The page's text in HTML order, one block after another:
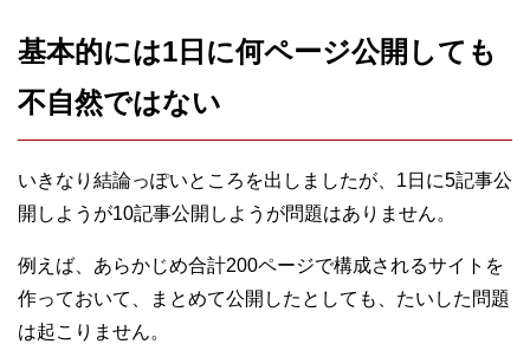
基本的には1日に何ページ公開しても
不自然ではない
いきなり結論っぽいところを出しましたが、1日に5記事公
開しようが10記事公開しようが問題はありません。
例えば、あらかじめ合計200ページで構成されるサイトを
作っておいて、まとめて公開したとしても、たいした問題
は起こりません。